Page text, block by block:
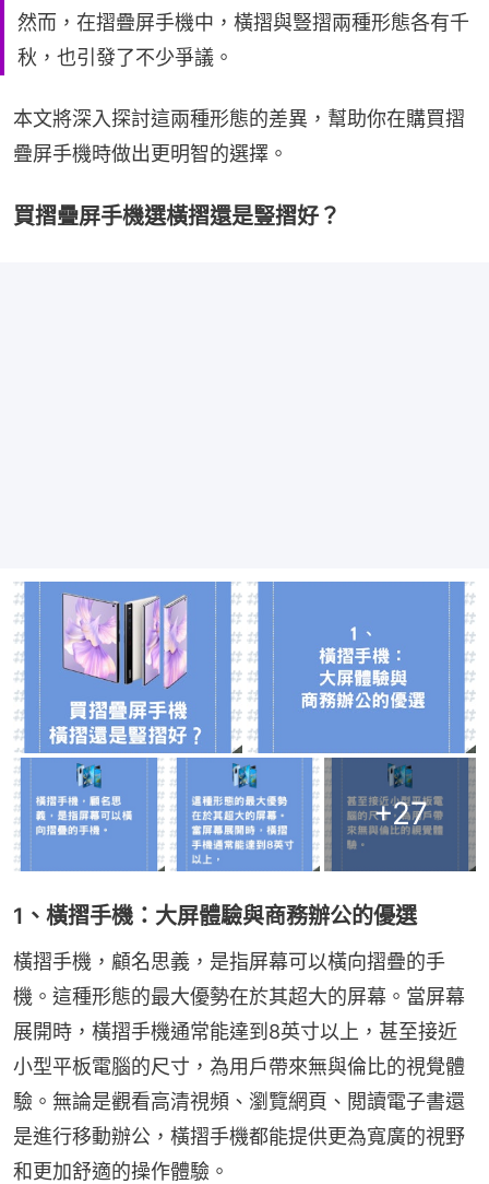
然而，在摺疊屏手機中，橫摺與豎摺兩種形態各有千
秋，也引發了不少爭議。
本文將深入探討這兩種形態的差異，幫助你在購買摺
疊屏手機時做出更明智的選擇。
買摺疊屏手機選橫摺還是豎摺好？
+27
1、橫摺手機：大屏體驗與商務辦公的優選
橫摺手機，顧名思義，是指屏幕可以橫向摺疊的手
機。這種形態的最大優勢在於其超大的屏幕。當屏幕
展開時，橫摺手機通常能達到8英寸以上，甚至接近
小型平板電腦的尺寸，為用戶帶來無與倫比的視覺體
驗。無論是觀看高清視頻、瀏覽網頁、閲讀電子書還
是進行移動辦公，橫摺手機都能提供更為寬廣的視野
和更加舒適的操作體驗。